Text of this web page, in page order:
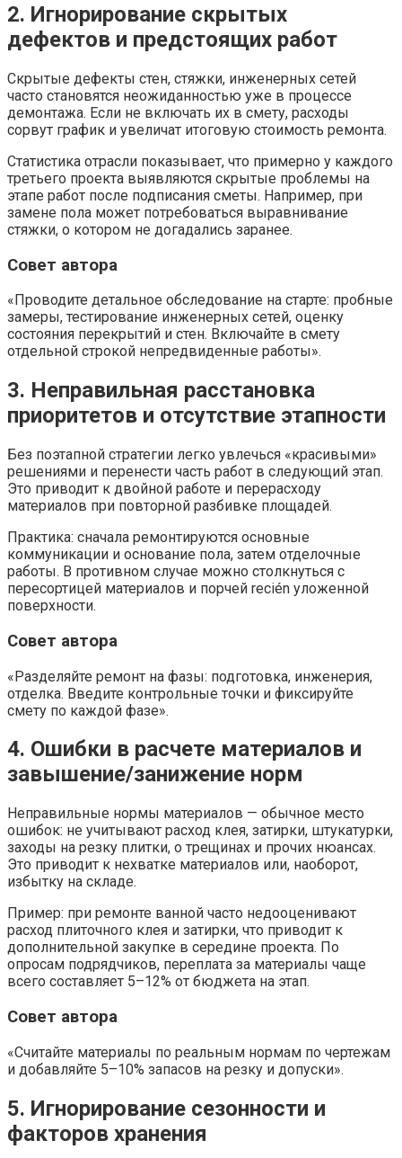
2. Игнорирование скрытых
дефектов и предстоящих работ
Скрытые дефекты стен, стяжки, инженерных сетей
часто становятся неожиданностью уже в процессе
демонтажа. Если не включать их в смету, расходы
сорвут график и увеличат итоговую стоимость ремонта.
Статистика отрасли показывает, что примерно у каждого
третьего проекта выявляются скрытые проблемы на
этапе работ после подписания сметы. Например, при
замене пола может потребоваться выравнивание
стяжки, о котором не догадались заранее.
Совет автора
«Проводите детальное обследование на старте: пробные
замеры, тестирование инженерных сетей, оценку
состояния перекрытий и стен. Включайте в смету
отдельной строкой непредвиденные работы».
3. Неправильная расстановка
приоритетов и отсутствие этапности
Без поэтапной стратегии легко увлечься «красивыми»
решениями и перенести часть работ в следующий этап.
Это приводит к двойной работе и перерасходу
материалов при повторной разбивке площадей.
Практика: сначала ремонтируются основные
коммуникации и основание пола, затем отделочные
работы. В противном случае можно столкнуться с
пересортицей материалов и порчей recién уложенной
поверхности.
Совет автора
«Разделяйте ремонт на фазы: подготовка, инженерия,
отделка. Введите контрольные точки и фиксируйте
смету по каждой фазе».
4. Ошибки в расчете материалов и
завышение/занижение норм
Неправильные нормы материалов — обычное место
ошибок: не учитывают расход клея, затирки, штукатурки,
заходы на резку плитки, о трещинах и прочих нюансах.
Это приводит к нехватке материалов или, наоборот,
избытку на складе.
Пример: при ремонте ванной часто недооценивают
расход плиточного клея и затирки, что приводит к
дополнительной закупке в середине проекта. По
опросам подрядчиков, переплата за материалы чаще
всего составляет 5–12% от бюджета на этап.
Совет автора
«Считайте материалы по реальным нормам по чертежам
и добавляйте 5–10% запасов на резку и допуски».
5. Игнорирование сезонности и
факторов хранения